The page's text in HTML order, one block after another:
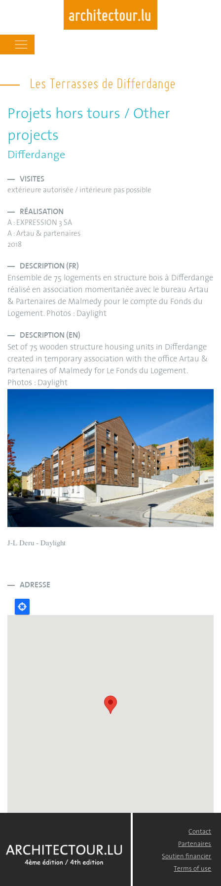
main
navigation
Les Terrasses de Differdange
Projets hors tours / Other
projects
Differdange
VISITES
extérieure autorisée / intérieure pas possible
RÉALISATION
A : EXPRESSION 3 SA
A : Artau & partenaires
2018
DESCRIPTION (FR)
Ensemble de 75 logements en structure bois à Differdange
réalisé en association momentanée avec le bureau Artau
& Partenaires de Malmedy pour le compte du Fonds du
Logement. Photos : Daylight
DESCRIPTION (EN)
Set of 75 wooden structure housing units in Differdange
created in temporary association with the office Artau &
Partenaires of Malmedy for Le Fonds du Logement.
Photos : Daylight
J-L Deru - Daylight
ADRESSE
Contact
Partenaires
Soutien financier
Terms of use